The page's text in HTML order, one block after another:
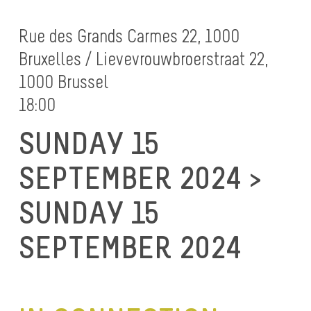
Rue des Grands Carmes 22, 1000
Bruxelles / Lievevrouwbroerstraat 22,
1000 Brussel
18:00
SUNDAY 15
SEPTEMBER 2024 >
SUNDAY 15
SEPTEMBER 2024